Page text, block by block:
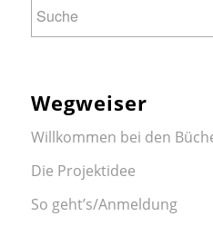
Wegweiser
Willkommen bei den
Die Projektidee
So geht’s/Anmeldung